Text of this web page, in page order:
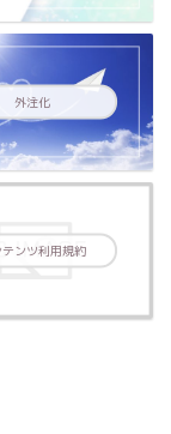
外注化
テンツ利用規約